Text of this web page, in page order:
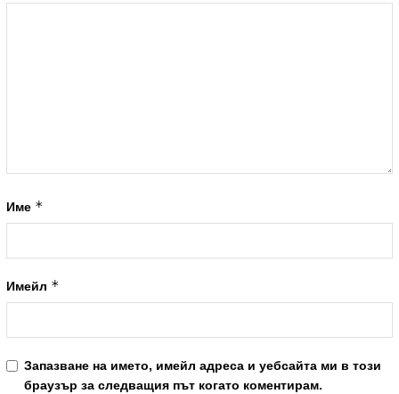
Име *
Имейл *
Запазване на името, имейл адреса и уебсайта ми в този
браузър за следващия път когато коментирам.